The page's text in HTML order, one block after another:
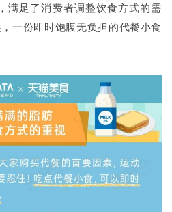
满足了消费者调整饮食方式的需
一份即时饱腹无负担的代餐小食